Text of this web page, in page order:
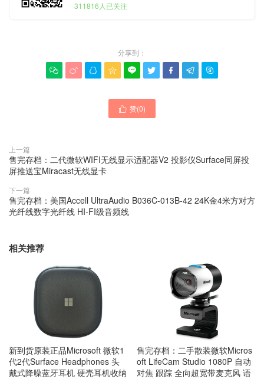
311816人已关注
分享到：
        
 赞(0)
上一篇
售完存档：二代微软WIFI无线显示适配器V2 投影仪Surface同屏投
屏推送宝Miracast无线显卡
下一篇
售完存档：美国Accell UltraAudio B036C-013B-42 24K金4米方对方
光纤线数字光纤线 HI-FI级音频线
相关推荐
新到货原装正品Microsoft 微软1
代2代Surface Headphones 头
戴式降噪蓝牙耳机 硬壳耳机收纳
售完存档：二手散装微软Micros
oft LifeCam Studio 1080P 自动
对焦 跟踪 全向超宽带麦克风 语